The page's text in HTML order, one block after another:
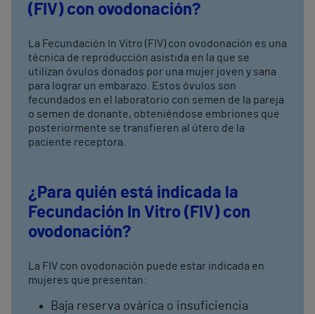
(FIV) con ovodonación?
La Fecundación In Vitro (FIV) con ovodonación es una
técnica de reproducción asistida en la que se
utilizan óvulos donados por una mujer joven y sana
para lograr un embarazo. Estos óvulos son
fecundados en el laboratorio con semen de la pareja
o semen de donante, obteniéndose embriones que
posteriormente se transfieren al útero de la
paciente receptora.
¿Para quién está indicada la
Fecundación In Vitro (FIV) con
ovodonación?
La FIV con ovodonación puede estar indicada en
mujeres que presentan:
Baja reserva ovárica o insuficiencia